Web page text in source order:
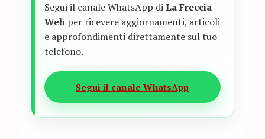
Segui il canale WhatsApp diLa Freccia
Web per ricevere aggiornamenti, articoli
e approfondimenti direttamente sul tuo
telefono.
Segui il canale WhatsApp